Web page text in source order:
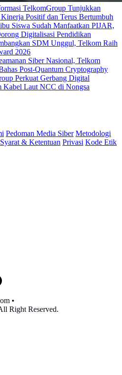
TelkomGroup Tunjukkan
Positif dan Terus Bertumbuh
Siswa Sudah Manfaatkan PIJAR,
Digitalisasi Pendidikan
SDM Unggul, Telkom Raih
2026
Siber Nasional, Telkom
Post-Quantum Cryptography
Perkuat Gerbang Digital
Kabel Laut NCC di Nongsa
Pedoman Media Siber Metodologi
Syarat & Ketentuan Privasi Kode Etik
•
Right Reserved.